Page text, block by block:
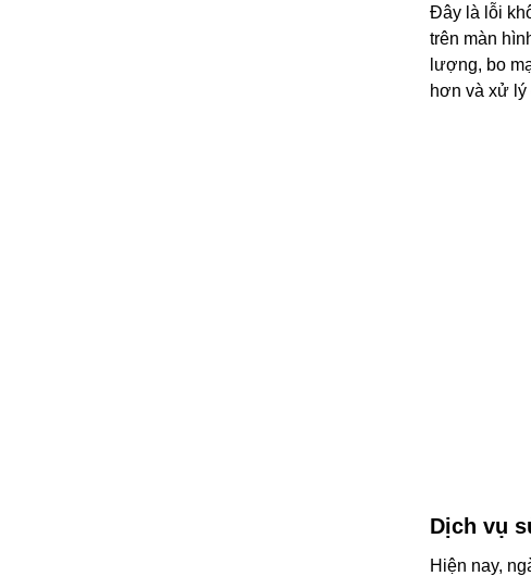
Đây là lỗi
trên màn
lượng, bo
hơn và xử lý
Dịch vụ
Hiện nay,